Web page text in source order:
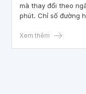
mà thay đổi theo
phút. Chỉ số đường
Xem thêm